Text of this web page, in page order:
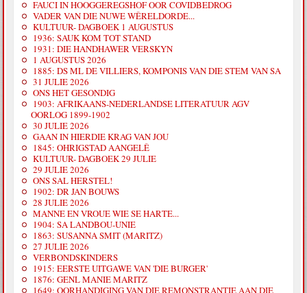
FAUCI IN HOOGGEREGSHOF OOR COVIDBEDROG
VADER VAN DIE NUWE WÊRELDORDE...
KULTUUR- DAGBOEK 1 AUGUSTUS
1936: SAUK KOM TOT STAND
1931: DIE HANDHAWER VERSKYN
1 AUGUSTUS 2026
1885: DS ML DE VILLIERS, KOMPONIS VAN DIE STEM VAN SA
31 JULIE 2026
ONS HET GESONDIG
1903: AFRIKAANS-NEDERLANDSE LITERATUUR AGV
OORLOG 1899-1902
30 JULIE 2026
GAAN IN HIERDIE KRAG VAN JOU
1845: OHRIGSTAD AANGELÊ
KULTUUR- DAGBOEK 29 JULIE
29 JULIE 2026
ONS SAL HERSTEL!
1902: DR JAN BOUWS
28 JULIE 2026
MANNE EN VROUE WIE SE HARTE...
1904: SA LANDBOU-UNIE
1863: SUSANNA SMIT (MARITZ)
27 JULIE 2026
VERBONDSKINDERS
1915: EERSTE UITGAWE VAN 'DIE BURGER'
1876: GENL MANIE MARITZ